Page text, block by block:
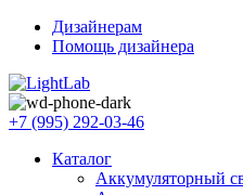
Дизайнерам
Помощь дизайнера
+7 (995) 292-03-46
Каталог
Аккумуляторный